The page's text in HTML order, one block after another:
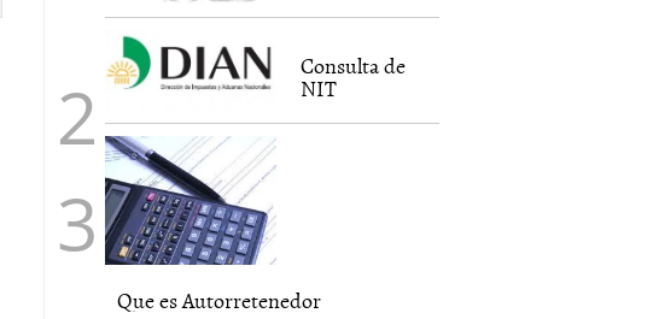
Consulta de
NIT
Que es Autorretenedor